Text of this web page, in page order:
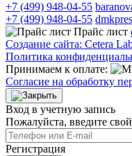
+7 (499) 948-04-55
+7 (499) 948-04-55
Прайс лист
Создание сайта: Cetera
Политика
Принимаем к оплате:
Согласие на обработку
Вход в учетную запись
Пожалуйста, введите
Регистрация